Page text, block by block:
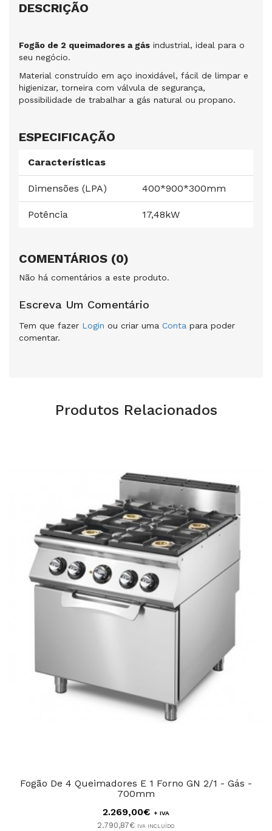
DESCRIÇÃO
Fogão de 2 queimadores a gás industrial, ideal para o
seu negócio.
Material construído em aço inoxidável, fácil de limpar e
higienizar, torneira com válvula de segurança,
possibilidade de trabalhar a gás natural ou propano.
ESPECIFICAÇÃO
Características
Dimensões (LPA) 400*900*300mm
Potência 17,48kW
COMENTÁRIOS (0)
Não há comentários a este produto.
Escreva Um Comentário
Tem que fazer Login ou criar uma Conta para poder
comentar.
Produtos Relacionados
Fogão De 4 Queimadores E 1 Forno GN 2/1 - Gás -
700mm
2.269,00€ + IVA
2.790,87€ IVA INCLUÍDO